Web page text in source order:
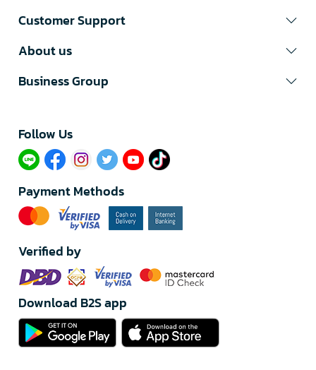
Customer Support
About us
Business Group
Follow Us​
Payment Methods
Verified by
Download B2S app